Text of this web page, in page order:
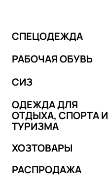
СПЕЦОДЕЖДА
РАБОЧАЯ ОБУВЬ
СИЗ
ОДЕЖДА ДЛЯ
ОТДЫХА, СПОРТА И
ТУРИЗМА
ХОЗТОВАРЫ
РАСПРОДАЖА